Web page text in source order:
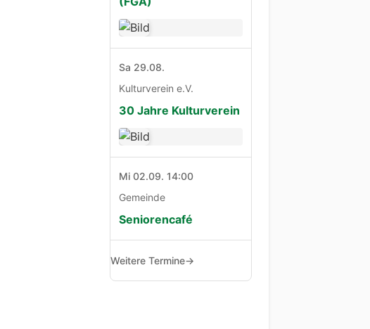
Sa 29.08.
Kulturverein e.V.
30 Jahre Kulturverein
Mi 02.09. 14:00
Gemeinde
Seniorencafé
Weitere Termine→